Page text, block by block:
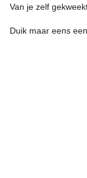
Van je zelf
Duik maar eens